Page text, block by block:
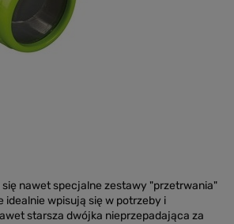
nawet specjalne zestawy "przetrwania"
idealnie wpisują się w potrzeby i
starsza dwójka nieprzepadająca za